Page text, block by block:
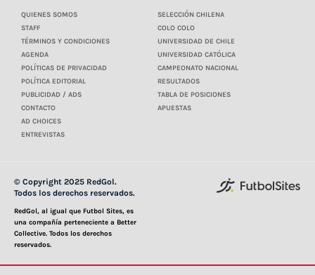
QUIENES SOMOS
STAFF
TÉRMINOS Y CONDICIONES
AGENDA
POLÍTICAS DE PRIVACIDAD
POLÍTICA EDITORIAL
PUBLICIDAD / ADS
CONTACTO
AD CHOICES
ENTREVISTAS
SELECCIÓN CHILENA
COLO COLO
UNIVERSIDAD DE CHILE
UNIVERSIDAD CATÓLICA
CAMPEONATO NACIONAL
RESULTADOS
TABLA DE POSICIONES
APUESTAS
© Copyright 2025 RedGol.
Todos los derechos reservados.
RedGol, al igual que Futbol Sites, es
una compañía perteneciente a Better
Collective. Todos los derechos
reservados.